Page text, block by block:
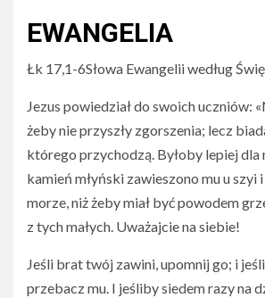
EWANGELIA
Łk 17,1-6Słowa Ewangelii według
Jezus powiedział do swoich uczniów:
żeby nie przyszły zgorszenia; lecz
którego przychodzą. Byłoby lepiej dla
kamień młyński zawieszono mu u szyi
morze, niż żeby miał być powodem
z tych małych. Uważajcie na siebie!
Jeśli brat twój zawini, upomnij go; i jeśli
przebacz mu. I jeśliby siedem razy na